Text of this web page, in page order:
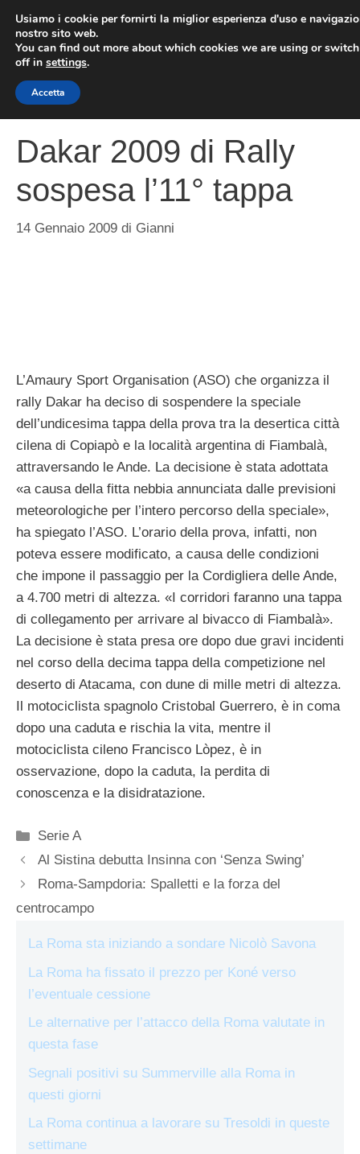
contenuto
Dakar 2009 di Rally
sospesa l’11° tappa
14 Gennaio 2009 di Gianni
L’Amaury Sport Organisation (ASO) che organizza il
rally Dakar ha deciso di sospendere la speciale
dell’undicesima tappa della prova tra la desertica città
cilena di Copiapò e la località argentina di Fiambalà,
attraversando le Ande. La decisione è stata adottata
«a causa della fitta nebbia annunciata dalle previsioni
meteorologiche per l’intero percorso della speciale»,
ha spiegato l’ASO. L’orario della prova, infatti, non
poteva essere modificato, a causa delle condizioni
che impone il passaggio per la Cordigliera delle Ande,
a 4.700 metri di altezza. «I corridori faranno una tappa
di collegamento per arrivare al bivacco di Fiambalà».
La decisione è stata presa ore dopo due gravi incidenti
nel corso della decima tappa della competizione nel
deserto di Atacama, con dune di mille metri di altezza.
Il motociclista spagnolo Cristobal Guerrero, è in coma
dopo una caduta e rischia la vita, mentre il
motociclista cileno Francisco Lòpez, è in
osservazione, dopo la caduta, la perdita di
conoscenza e la disidratazione.
Categorie
Serie A
Al Sistina debutta Insinna con ‘Senza Swing’
Roma-Sampdoria: Spalletti e la forza del
centrocampo
La Roma sta iniziando a sondare Nicolò Savona
La Roma ha fissato il prezzo per Koné verso
l’eventuale cessione
Le alternative per l’attacco della Roma valutate in
questa fase
Segnali positivi su Summerville alla Roma in
questi giorni
La Roma continua a lavorare su Tresoldi in queste
settimane
Usiamo i cookie per fornirti la miglior esperienza d'uso e
nostro sito web.
You can find out more about which cookies we are using or
off in settings.
Accetta